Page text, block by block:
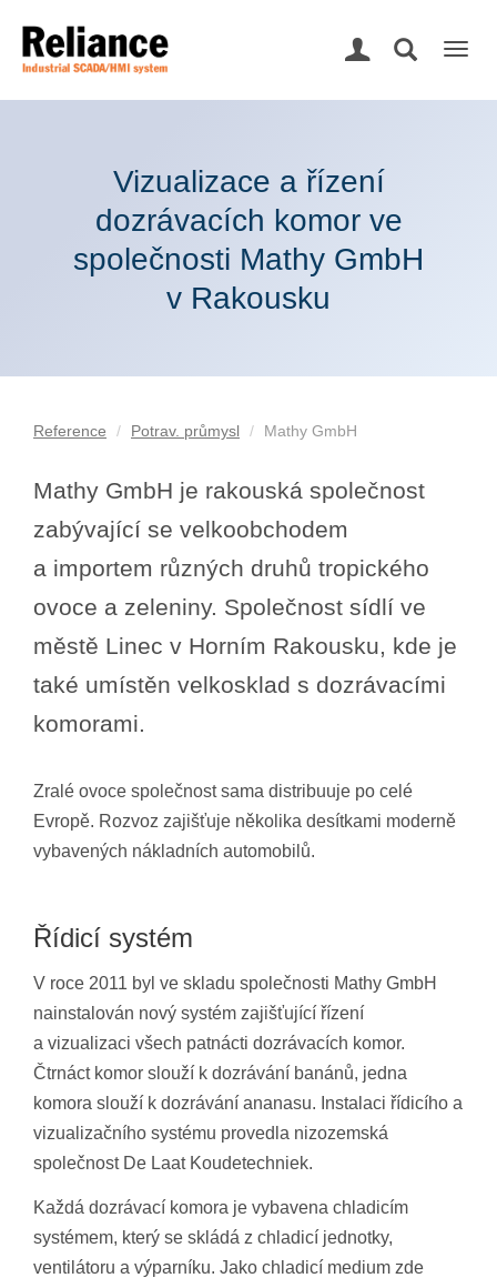
Vizualizace a řízení
dozrávacích komor ve
společnosti Mathy GmbH
v Rakousku
Reference Potrav. průmysl Mathy GmbH
Mathy GmbH je rakouská společnost
zabývající se velkoobchodem
a importem různých druhů tropického
ovoce a zeleniny. Společnost sídlí ve
městě Linec v Horním Rakousku, kde je
také umístěn velkosklad s dozrávacími
komorami.
Zralé ovoce společnost sama distribuuje po celé
Evropě. Rozvoz zajišťuje několika desítkami moderně
vybavených nákladních automobilů.
Řídicí systém
V roce 2011 byl ve skladu společnosti Mathy GmbH
nainstalován nový systém zajišťující řízení
a vizualizaci všech patnácti dozrávacích komor.
Čtrnáct komor slouží k dozrávání banánů, jedna
komora slouží k dozrávání ananasu. Instalaci řídicího a
vizualizačního systému provedla nizozemská
společnost De Laat Koudetechniek.
Každá dozrávací komora je vybavena chladicím
systémem, který se skládá z chladicí jednotky,
ventilátoru a výparníku. Jako chladicí medium zde